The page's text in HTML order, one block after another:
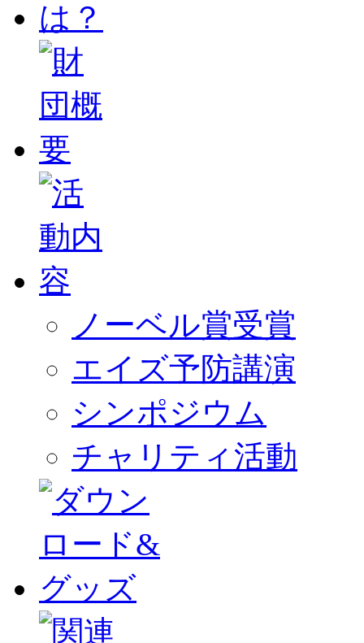
ノーベル賞受賞
エイズ予防講演
シンポジウム
チャリティ活動